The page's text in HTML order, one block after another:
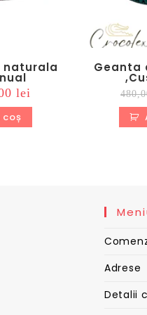
naturala
lei.
lei
este:
coș
Geanta
Adrese
Detalii